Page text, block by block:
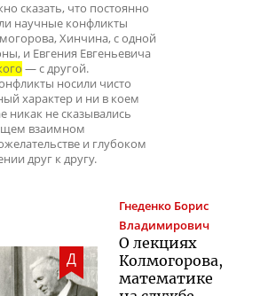
сказать, что постоянно
научные конфликты
Хинчина, с одной
и Евгения Евгеньевича
— с другой.
носили чисто
характер и ни в коем
никак не сказывались
взаимном
и глубоком
друг к другу.
Д
Гнеденко Борис
Владимирович
О лекциях
Колмогорова,
математике